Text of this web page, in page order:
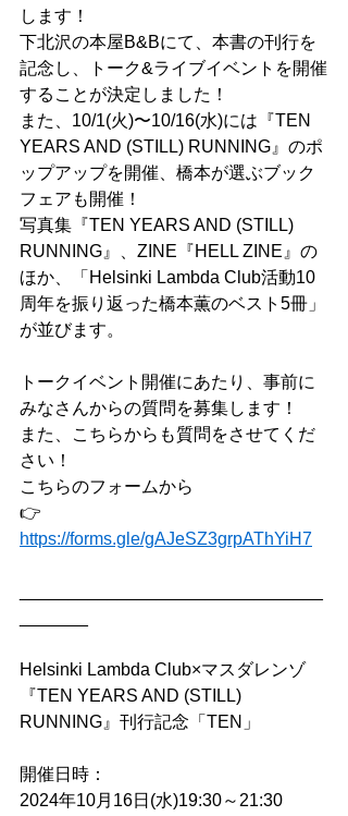
します！
下北沢の本屋B&Bにて、本書の刊行を
記念し、トーク&ライブイベントを開催
することが決定しました！
また、10/1(火)〜10/16(水)には『TEN
YEARS AND (STILL) RUNNING』のポ
ップアップを開催、橋本が選ぶブック
フェアも開催！
写真集『TEN YEARS AND (STILL)
RUNNING』、ZINE『HELL ZINE』の
ほか、「Helsinki Lambda Club活動10
周年を振り返った橋本薫のベスト5冊」
が並びます。
トークイベント開催にあたり、事前に
みなさんからの質問を募集します！
また、こちらからも質問をさせてくだ
さい！
こちらのフォームから
👉
https://forms.gle/gAJeSZ3grpAThYiH7
Helsinki Lambda Club×マスダレンゾ
『TEN YEARS AND (STILL)
RUNNING』刊行記念「TEN」
開催日時：
2024年10月16日(水)19:30～21:30